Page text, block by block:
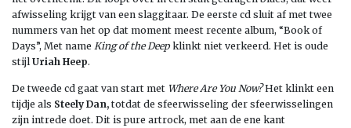
afwisseling krijgt van een slaggitaar. De eerste cd sluit af met twee
nummers van het op dat moment meest recente album, “Book of
Days”, Met name King of the Deepklinkt niet verkeerd. Het is oude
stijl Uriah Heep.
De tweede cd gaat van start met Where Are You Now?Het klinkt een
tijdje als Steely Dan, totdat de sfeerwisseling der sfeerwisselingen
zijn intrede doet. Dit is pure artrock, met aan de ene kant